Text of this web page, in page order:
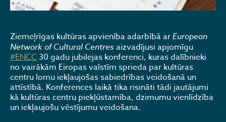
Ziemeļrīgas kultūras apvienība adarbībā arEuropean
Network of Cultural Centres aizvadījusi apjomīgu
#ENCC30 gadu jubilejas konferenci, kuras dalībnieki
no vairākām Eiropas valstīm sprieda par kultūras
centru lomu iekļaujošas sabiedrības veidošanā un
attīstībā. Konferences laikā tika risināti tādi jautājumi
kā kultūras centru piekļūstamība, dzimumu vienlīdzība
un iekļaujošu vēstījumu veidošana.